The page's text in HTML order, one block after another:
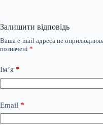
Залишити відповідь
Ваша e-mail адреса не
позначені *
Ім’я *
Email *